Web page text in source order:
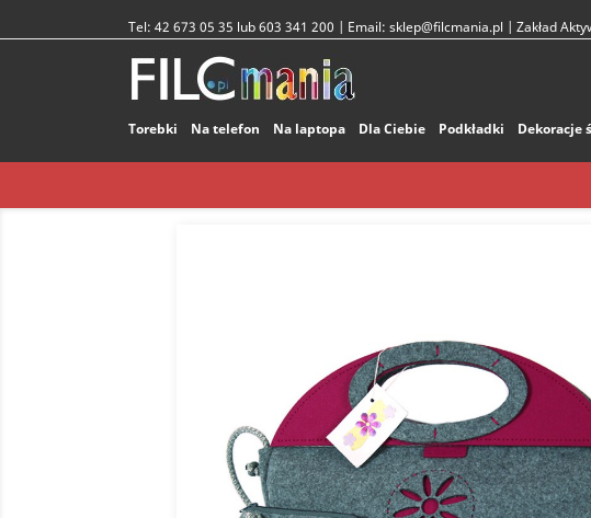
Tel: 42 673 05 35 lub 603 341 200 | Email: sklep@filcmania.pl | Zakład
Torebki Na telefon Na laptopa Dla Ciebie Podkładki Dekoracje